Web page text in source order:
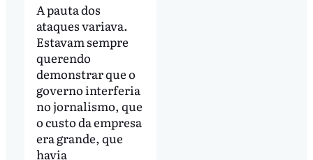
A pauta dos
ataques variava.
Estavam sempre
querendo
demonstrar que o
governo interferia
no jornalismo, que
o custo da empresa
era grande, que
havia